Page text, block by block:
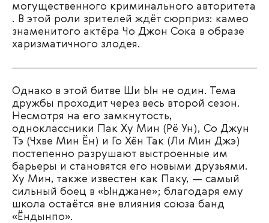
могущественного криминального авторитета​
. В этой роли зрителей ждёт сюрприз: камео
знаменитого актёра Чо Джон Сока в образе
харизматичного злодея.
Однако в этой битве Ши Ын не один. Тема
дружбы проходит через весь второй сезон.
Несмотря на его замкнутость,
одноклассники Пак Ху Мин (Рё Ун), Со Джун
Тэ (Чхве Мин Ён) и Го Хён Так (Ли Мин Джэ)
постепенно разрушают выстроенные им
барьеры и становятся его новыми друзьями.
Ху Мин, также известен как Паку, — самый
сильный боец в «Ынджане»; благодаря ему
школа остаётся вне влияния союза банд
«Ёндынпо».